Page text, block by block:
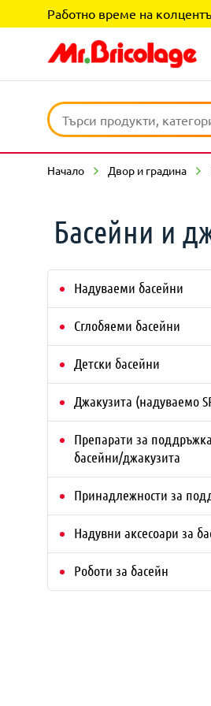
Работно време на
Начало Двор и градина
Басейни и
Надуваеми басейни
Сглобяеми басейни
Детски басейни
Джакузита (надуваемо
Препарати за поддръжка
басейни/джакузита
Принадлежности за
Надувни аксесоари за
Роботи за басейн